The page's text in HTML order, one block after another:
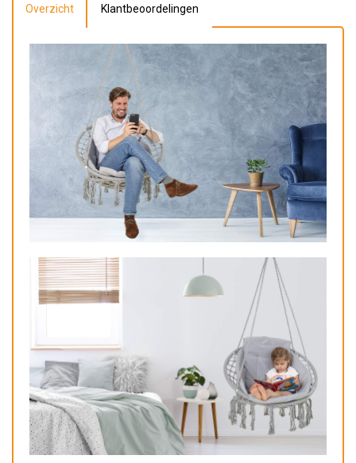
Overzicht Klantbeoordelingen